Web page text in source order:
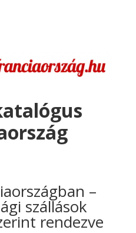
–
szállások
rendezve